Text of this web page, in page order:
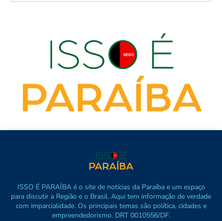
ISSO É PARAÍBA é o site de notícias da Paraíba e um espaço
para discutir a Região e o Brasil. Aqui tem informação de verdade
com imparcialidade. Os principais temas são política, cidades e
empreendedorismo. DRT 0010556/DF.